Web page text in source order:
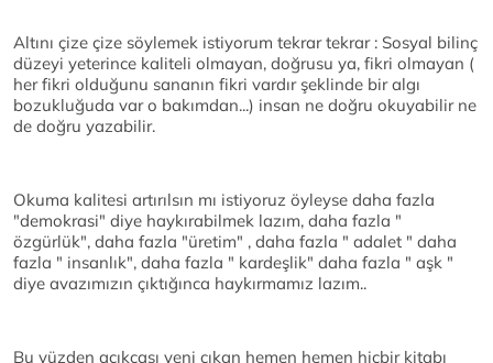
Altını çize çize söylemek istiyorum tekrar tekrar : Sosyal bilinç
düzeyi yeterince kaliteli olmayan, doğrusu ya, fikri olmayan (
her fikri olduğunu sananın fikri vardır şeklinde bir algı
bozukluğuda var o bakımdan...) insan ne doğru okuyabilir ne
de doğru yazabilir.
Okuma kalitesi artırılsın mı istiyoruz öyleyse daha fazla
"demokrasi" diye haykırabilmek lazım, daha fazla "
özgürlük", daha fazla "üretim" , daha fazla " adalet " daha
fazla " insanlık", daha fazla " kardeşlik" daha fazla " aşk "
diye avazımızın çıktığınca haykırmamız lazım..
Bu yüzden açıkçası yeni çıkan hemen hemen hiçbir kitabı